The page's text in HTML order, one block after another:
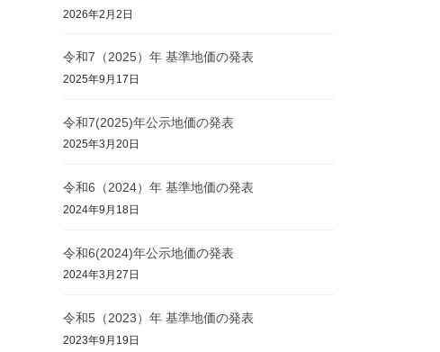
2026年2月2日
令和7（2025）年 基準地価の発表
2025年9月17日
令和7(2025)年公示地価の発表
2025年3月20日
令和6（2024）年 基準地価の発表
2024年9月18日
令和6(2024)年公示地価の発表
2024年3月27日
令和5（2023）年 基準地価の発表
2023年9月19日